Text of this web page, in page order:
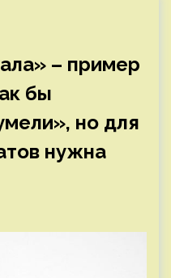
– пример
бы
но для
нужна